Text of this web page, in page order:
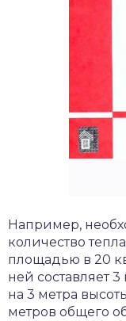
Например,
количество
площадью в 20
ней составляет
на 3 метра
метров общего